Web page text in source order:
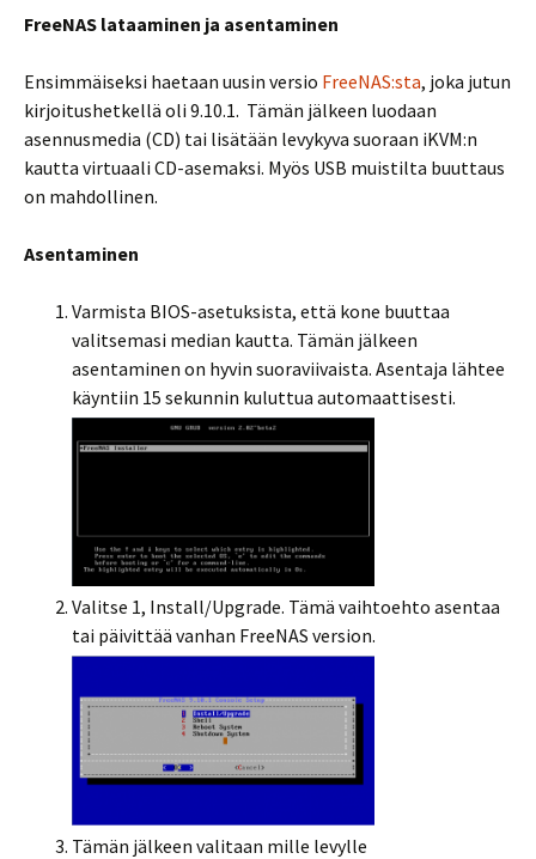
FreeNAS lataaminen ja asentaminen
Ensimmäiseksi haetaan uusin versio FreeNAS:sta, joka jutun
kirjoitushetkellä oli 9.10.1. Tämän jälkeen luodaan
asennusmedia (CD) tai lisätään levykyva suoraan iKVM:n
kautta virtuaali CD-asemaksi. Myös USB muistilta buuttaus
on mahdollinen.
Asentaminen
Varmista BIOS-asetuksista, että kone buuttaa
valitsemasi median kautta. Tämän jälkeen
asentaminen on hyvin suoraviivaista. Asentaja lähtee
käyntiin 15 sekunnin kuluttua automaattisesti.
Valitse 1, Install/Upgrade. Tämä vaihtoehto asentaa
tai päivittää vanhan FreeNAS version.
Tämän jälkeen valitaan mille levylle